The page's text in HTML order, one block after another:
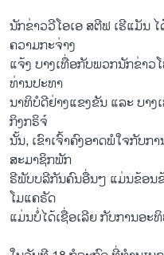
ນັກຂ່າວວີໂອເອ ສຕີຟ ເຮີແມັນ
ຄວາມກະຈ່າງ
ແຈ້ງ ບາງເທື່ອກັບພວກນັກຂ່າ
ທ່ານປະທາ
ນາທິບໍດີຢ່າງແຂງຂັນ ແລະ ບາ
ກິງກຣິຈ໌
ນັ້ນ, ເຂົາເຈົ້າຄົງອາດພໍໃຈກັບກ
ສະມາຊິກພັກ
ຣີພັບບລີກັນຄົນອື່ນໆ ແມ່ນຂ້ອນ
ໂມແຄຣັດ
ແມ່ນບໍ່ໄດ້ເຊື່ອເລີຍ ກັບການອະ